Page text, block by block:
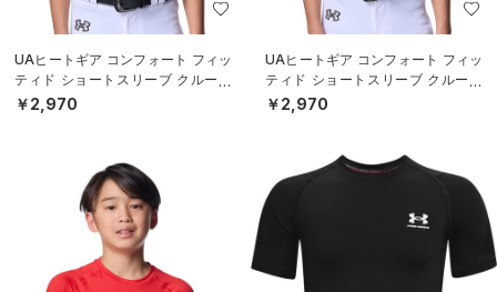
UAヒートギア コンフォート フィッ
ティド ショートスリーブ クルーネ
ック シャツ（ベースボール/BOY
￥2,970
UAヒートギア コンフォート フィッ
ティド ショートスリーブ クルーネ
ック シャツ（ベースボール/BOY
￥2,970